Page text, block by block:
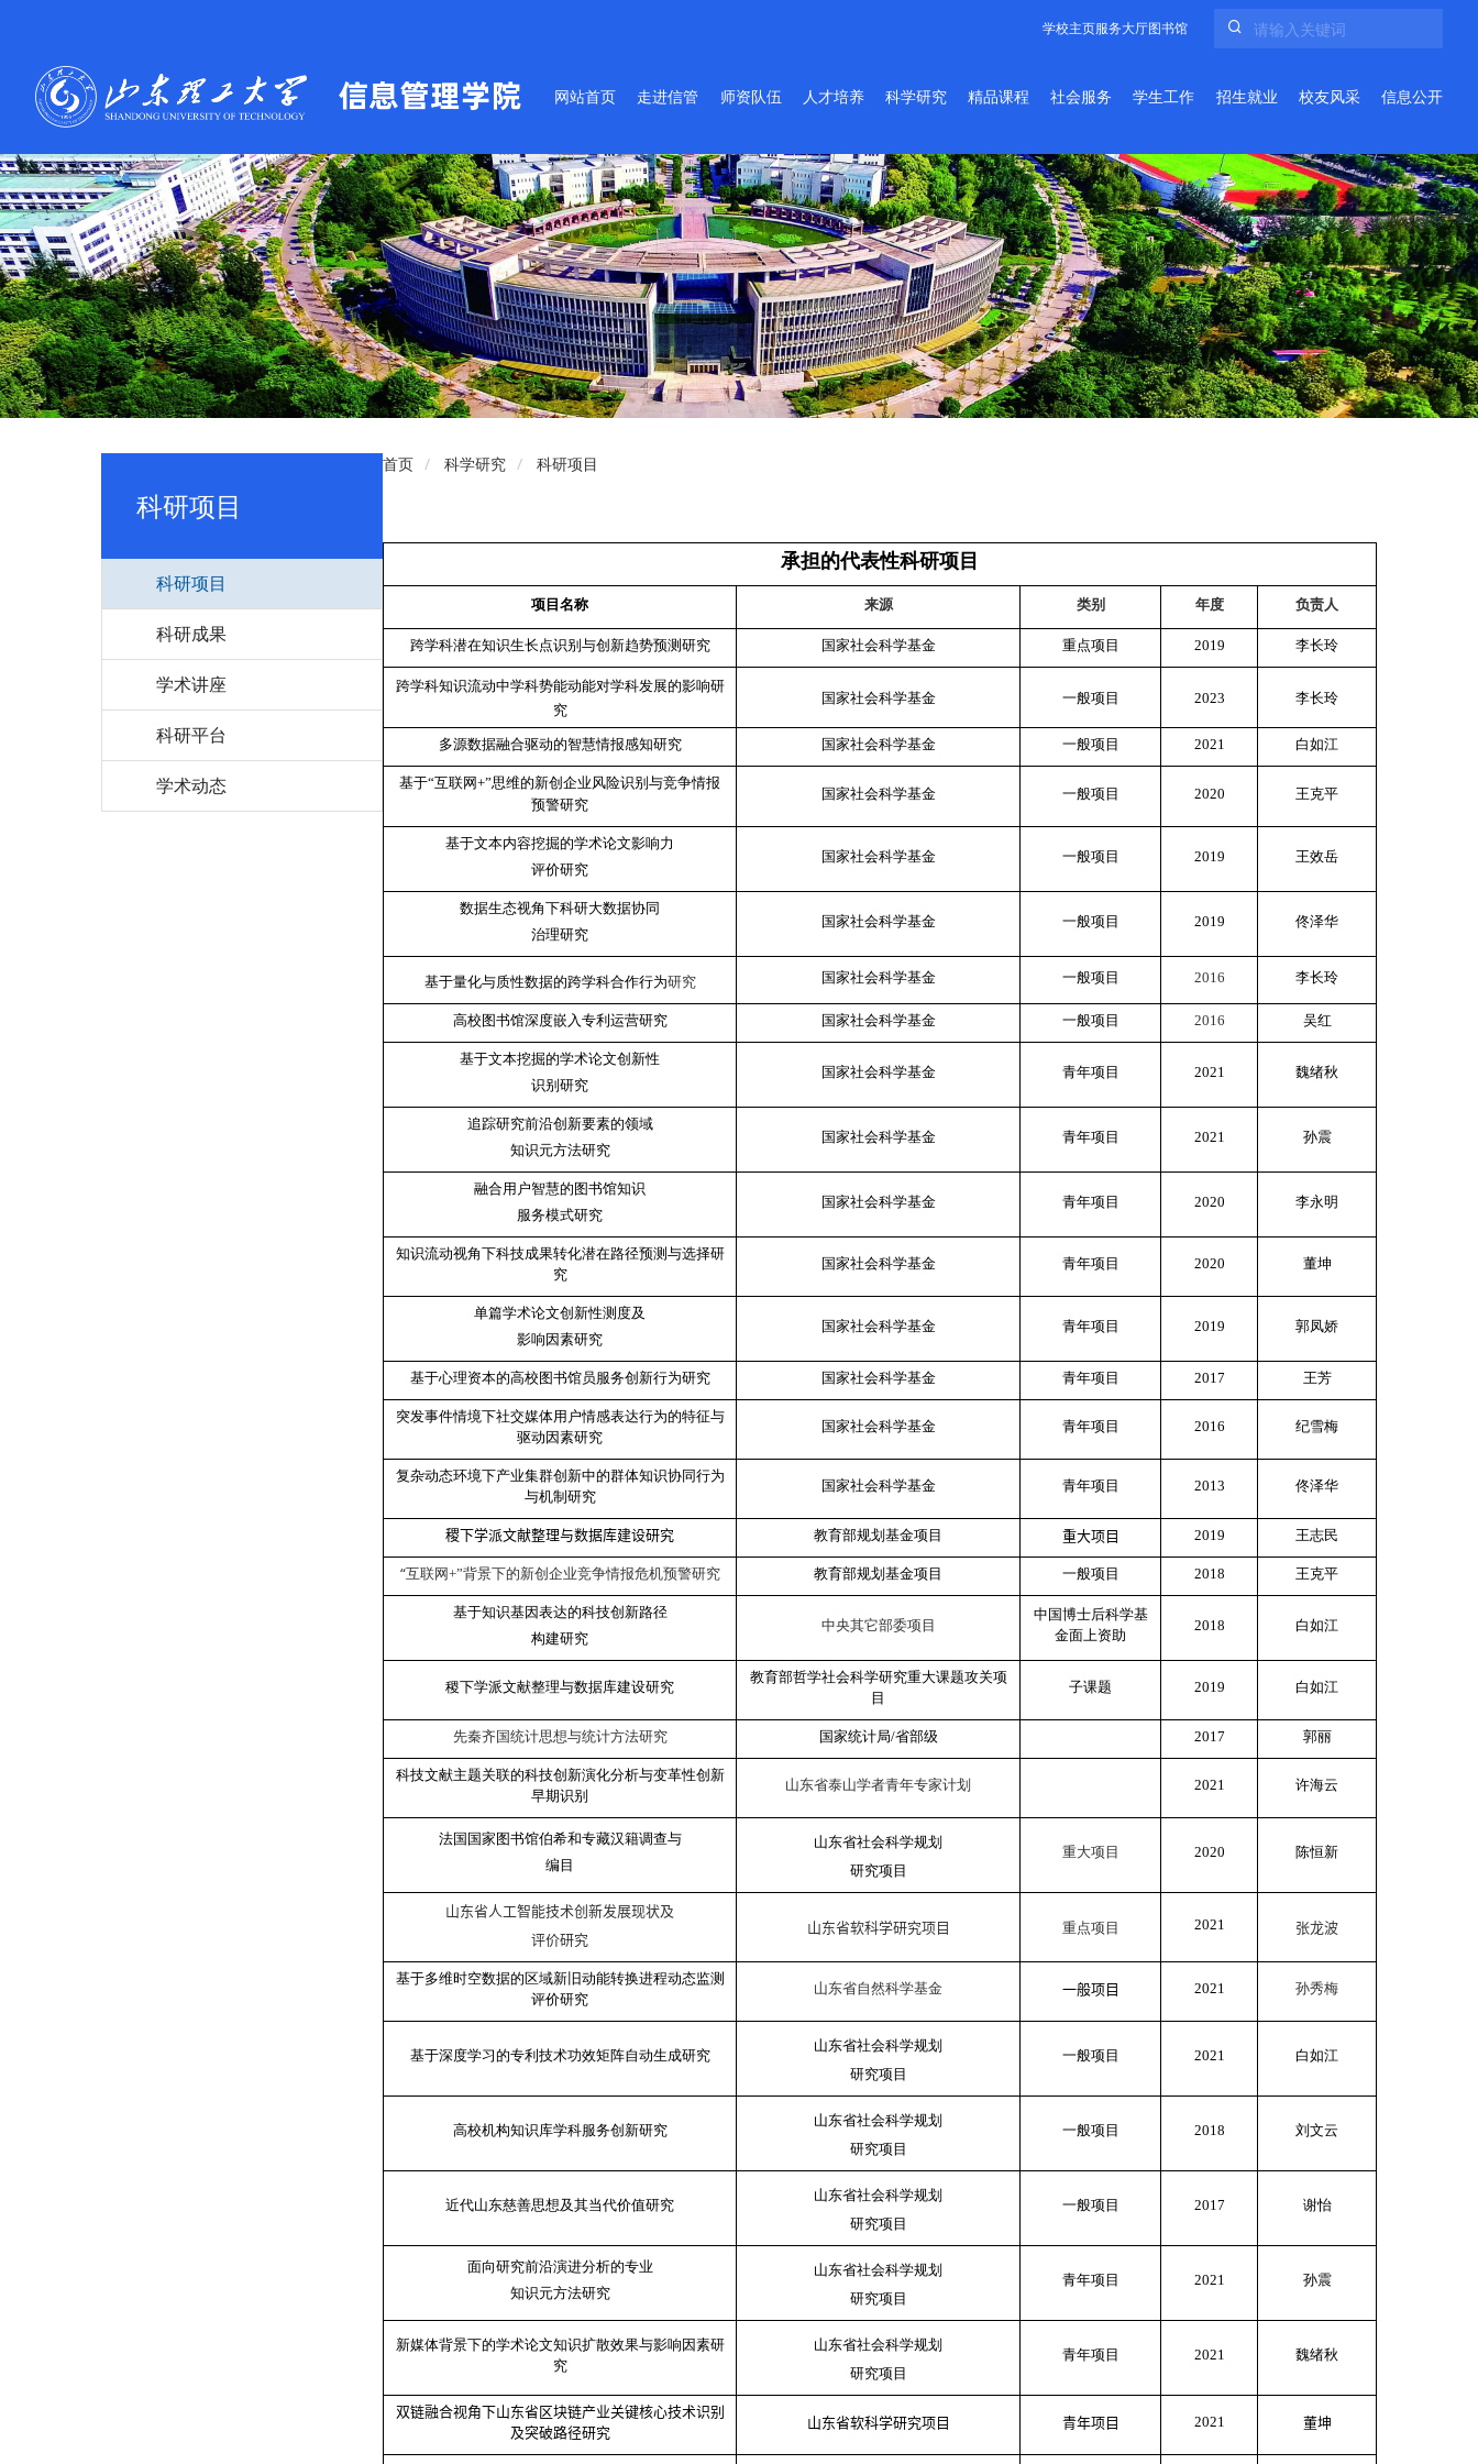
学校主页服务大厅图书馆
网站首页 走进信管 师资队伍 人才培养 科学研究 精品课程 社会服务 学生工作 招生就业 校友风采 信息公开
科研项目
科研项目
科研成果
学术讲座
科研平台
学术动态
首页 科学研究 科研项目
承担的代表性科研项目
项目名称 来源 类别 年度 负责人
跨学科潜在知识生长点识别与创新趋势预测研究 国家社会科学基金 重点项目 2019 李长玲
跨学科知识流动中学科势能动能对学科发展的影响研
究
国家社会科学基金 一般项目 2023 李长玲
多源数据融合驱动的智慧情报感知研究 国家社会科学基金 一般项目 2021 白如江
基于“互联网+”思维的新创企业风险识别与竞争情报
预警研究
国家社会科学基金 一般项目 2020 王克平
基于文本内容挖掘的学术论文影响力
评价研究
国家社会科学基金 一般项目 2019 王效岳
数据生态视角下科研大数据协同
治理研究
国家社会科学基金 一般项目 2019 佟泽华
基于量化与质性数据的跨学科合作行为研究 国家社会科学基金 一般项目 2016 李长玲
高校图书馆深度嵌入专利运营研究 国家社会科学基金 一般项目 2016 吴红
基于文本挖掘的学术论文创新性
识别研究
国家社会科学基金 青年项目 2021 魏绪秋
追踪研究前沿创新要素的领域
知识元方法研究
国家社会科学基金 青年项目 2021 孙震
融合用户智慧的图书馆知识
服务模式研究
国家社会科学基金 青年项目 2020 李永明
知识流动视角下科技成果转化潜在路径预测与选择研
究
国家社会科学基金 青年项目 2020 董坤
单篇学术论文创新性测度及
影响因素研究
国家社会科学基金 青年项目 2019 郭凤娇
基于心理资本的高校图书馆员服务创新行为研究 国家社会科学基金 青年项目 2017 王芳
突发事件情境下社交媒体用户情感表达行为的特征与
驱动因素研究
国家社会科学基金 青年项目 2016 纪雪梅
复杂动态环境下产业集群创新中的群体知识协同行为
与机制研究
国家社会科学基金 青年项目 2013 佟泽华
稷下学派文献整理与数据库建设研究 教育部规划基金项目 重大项目 2019 王志民
“互联网+”背景下的新创企业竞争情报危机预警研究 教育部规划基金项目 一般项目 2018 王克平
基于知识基因表达的科技创新路径
构建研究
中央其它部委项目
中国博士后科学基
金面上资助
2018 白如江
稷下学派文献整理与数据库建设研究
教育部哲学社会科学研究重大课题攻关项
目
子课题 2019 白如江
先秦齐国统计思想与统计方法研究 国家统计局/省部级 2017 郭丽
科技文献主题关联的科技创新演化分析与变革性创新
早期识别
山东省泰山学者青年专家计划 2021 许海云
法国国家图书馆伯希和专藏汉籍调查与
编目
山东省社会科学规划
研究项目
重大项目 2020 陈恒新
山东省人工智能技术创新发展现状及
评价研究
山东省软科学研究项目 重点项目 2021 张龙波
基于多维时空数据的区域新旧动能转换进程动态监测
评价研究
山东省自然科学基金 一般项目 2021 孙秀梅
基于深度学习的专利技术功效矩阵自动生成研究
山东省社会科学规划
研究项目
一般项目 2021 白如江
高校机构知识库学科服务创新研究
山东省社会科学规划
研究项目
一般项目 2018 刘文云
近代山东慈善思想及其当代价值研究
山东省社会科学规划
研究项目
一般项目 2017 谢怡
面向研究前沿演进分析的专业
知识元方法研究
山东省社会科学规划
研究项目
青年项目 2021 孙震
新媒体背景下的学术论文知识扩散效果与影响因素研
究
山东省社会科学规划
研究项目
青年项目 2021 魏绪秋
双链融合视角下山东省区块链产业关键核心技术识别
及突破路径研究
山东省软科学研究项目 青年项目 2021 董坤